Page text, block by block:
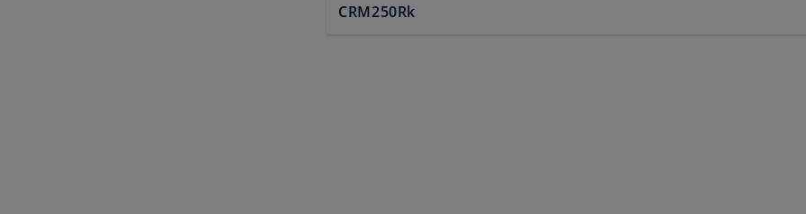
CRM250Rk